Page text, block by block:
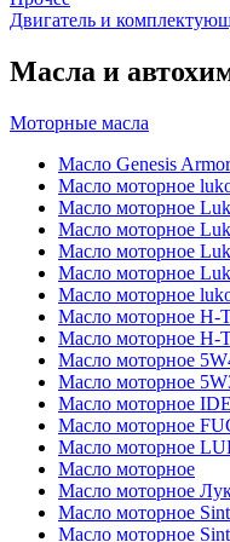
Двигатель и
Масла и
Моторные масла
Масло Genesis
Масло моторное
Масло моторное
Масло моторное
Масло моторное
Масло моторное
Масло моторное
Масло моторное H-
Масло моторное H-
Масло моторное
Масло моторное
Масло моторное
Масло моторное
Масло моторное
Масло моторное
Масло моторное
Масло моторное
Масло моторное